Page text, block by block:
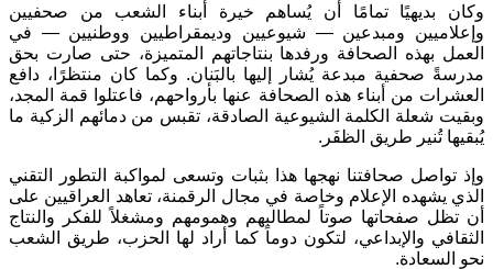
وكان بديهيًا تمامًا أن يُساهم خيرة أبناء الشعب من صحفيين
وإعلاميين ومبدعين — شيوعيين وديمقراطيين ووطنيين — في
العمل بهذه الصحافة ورفدها بنتاجاتهم المتميزة، حتى صارت بحق
مدرسةً صحفية مبدعة يُشار إليها بالبَنان. وكما كان منتظرًا، دافع
العشرات من أبناء هذه الصحافة عنها بأرواحهم، فاعتلوا قمة المجد،
وبقيت شعلة الكلمة الشيوعية الصادقة، تقبس من دمائهم الزكية ما
يُبقيها تُنير طريق الظفَر.
وإذ تواصل صحافتنا نهجها هذا بثبات وتسعى لمواكبة التطور التقني
الذي يشهده الإعلام وخاصة في مجال الرقمنة، تعاهد العراقيين على
أن تظل صفحاتها صوتاً لمطالبهم وهمومهم ومشغلاً للفكر والنتاج
الثقافي والإبداعي، لتكون دوماً كما أراد لها الحزب، طريق الشعب
نحو السعادة.